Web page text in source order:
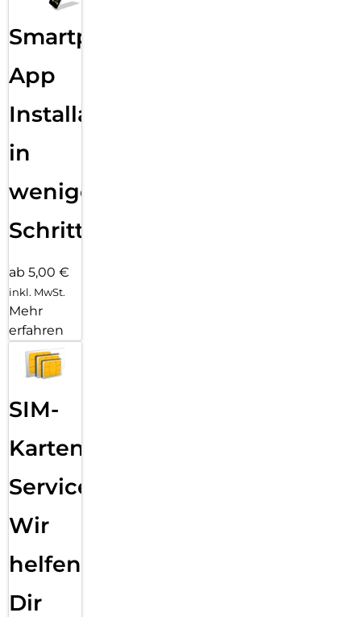
Smartphone
App
Installation
in
wenigen
Schritten
ab 5,00 €
inkl. MwSt.
Mehr
erfahren
SIM-
Karten
Service:
Wir
helfen
Dir